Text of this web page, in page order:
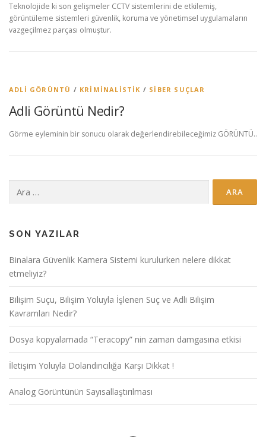
Teknolojide ki son gelişmeler CCTV sistemlerini de etkilemiş,
görüntüleme sistemleri güvenlik, koruma ve yönetimsel uygulamaların
vazgeçilmez parçası olmuştur.
ADLI GÖRÜNTÜ / KRIMINALISTIK / SIBER SUÇLAR
Adli Görüntü Nedir?
Görme eyleminin bir sonucu olarak değerlendirebileceğimiz GÖRÜNTÜ..
SON YAZILAR
Binalara Güvenlik Kamera Sistemi kurulurken nelere dikkat
etmeliyiz?
Bilişim Suçu, Bilişim Yoluyla İşlenen Suç ve Adli Bilişim
Kavramları Nedir?
Dosya kopyalamada “Teracopy” nin zaman damgasına etkisi
İletişim Yoluyla Dolandırıcılığa Karşı Dikkat !
Analog Görüntünün Sayısallaştırılması